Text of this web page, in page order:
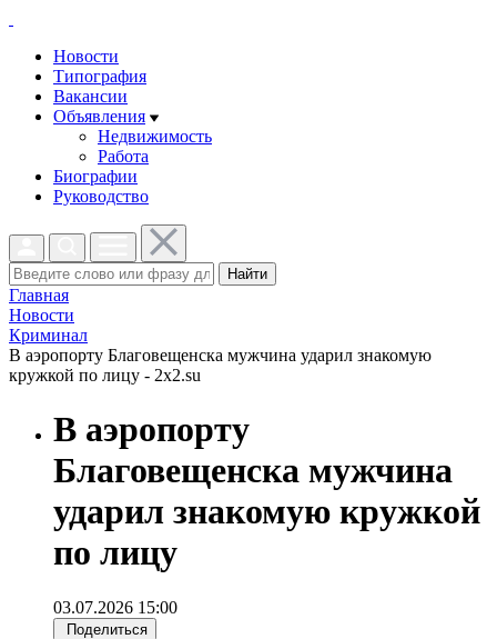
Новости
Типография
Вакансии
Объявления
Недвижимость
Работа
Биографии
Руководство
Найти
Главная
Новости
Криминал
В аэропорту Благовещенска мужчина ударил знакомую
кружкой по лицу - 2x2.su
В аэропорту
Благовещенска мужчина
ударил знакомую кружкой
по лицу
03.07.2026 15:00
Поделиться